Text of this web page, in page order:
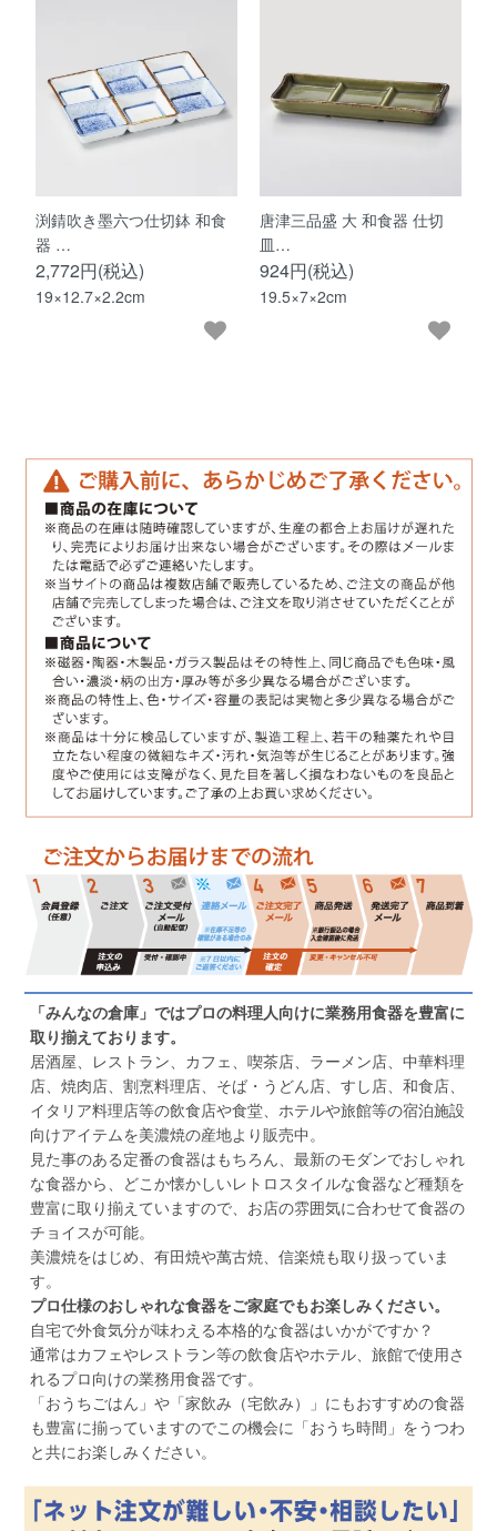
渕錆吹き墨六つ仕切鉢 和食
器 …
2,772円(税込)
19×12.7×2.2cm
唐津三品盛 大 和食器 仕切
皿…
924円(税込)
19.5×7×2cm
「みんなの倉庫」ではプロの料理人向けに業務用食器を豊富に
取り揃えております。
居酒屋、レストラン、カフェ、喫茶店、ラーメン店、中華料理
店、焼肉店、割烹料理店、そば・うどん店、すし店、和食店、
イタリア料理店等の飲食店や食堂、ホテルや旅館等の宿泊施設
向けアイテムを美濃焼の産地より販売中。
見た事のある定番の食器はもちろん、最新のモダンでおしゃれ
な食器から、どこか懐かしいレトロスタイルな食器など種類を
豊富に取り揃えていますので、お店の雰囲気に合わせて食器の
チョイスが可能。
美濃焼をはじめ、有田焼や萬古焼、信楽焼も取り扱っていま
す。
プロ仕様のおしゃれな食器をご家庭でもお楽しみください。
自宅で外食気分が味わえる本格的な食器はいかがですか？
通常はカフェやレストラン等の飲食店やホテル、旅館で使用さ
れるプロ向けの業務用食器です。
「おうちごはん」や「家飲み（宅飲み）」にもおすすめの食器
も豊富に揃っていますのでこの機会に「おうち時間」をうつわ
と共にお楽しみください。